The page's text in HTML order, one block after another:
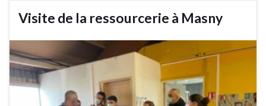
Visite de la ressourcerie à Masny